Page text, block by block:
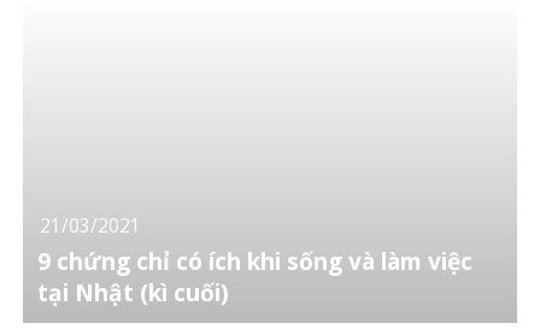
21/03/2021
9 chứng chỉ có ích khi sống và làm việc
tại Nhật (kì cuối)